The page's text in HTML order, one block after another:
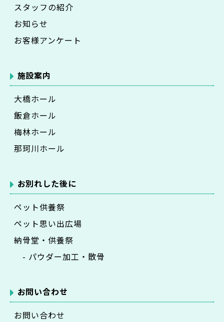
スタッフの紹介
お知らせ
お客様アンケート
施設案内
大橋ホール
飯倉ホール
梅林ホール
那珂川ホール
お別れした後に
ペット供養祭
ペット思い出広場
納骨堂・供養祭
- パウダー加工・散骨
お問い合わせ
お問い合わせ